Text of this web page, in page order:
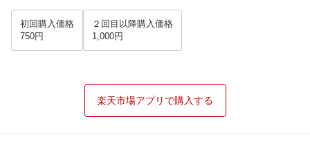
初回購入価格
750円
２回目以降購入価格
1,000円
楽天市場アプリで購入する